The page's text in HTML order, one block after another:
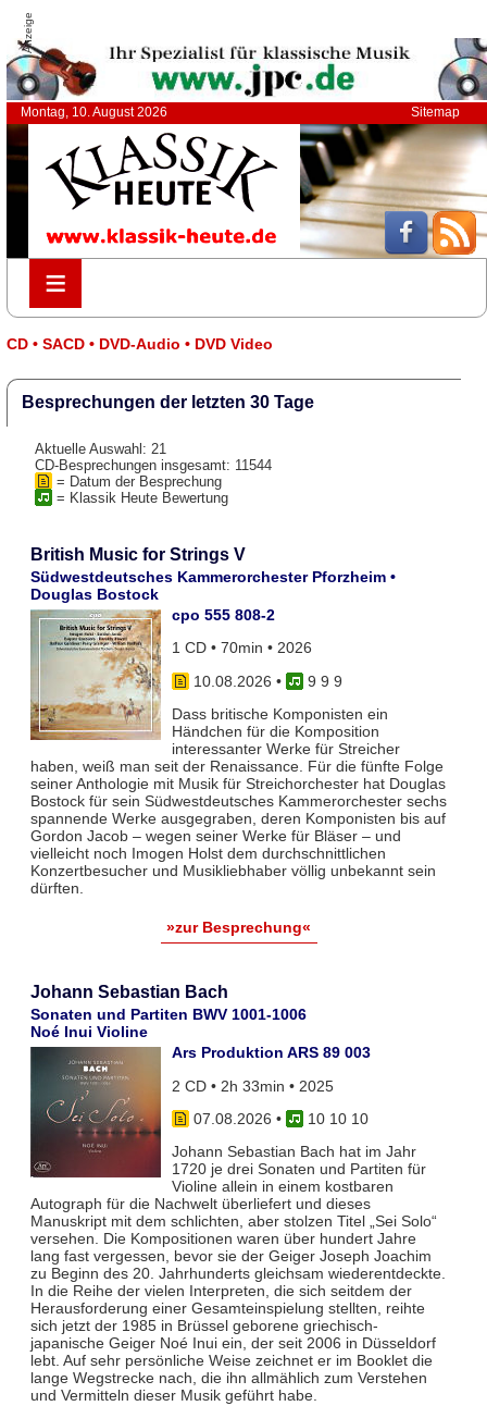
Anzeige
Montag, 10. August 2026 Sitemap
≡
≡
CD • SACD • DVD-Audio • DVD Video
Besprechungen der letzten 30 Tage
Aktuelle Auswahl: 21
CD-Besprechungen insgesamt: 11544
= Datum der Besprechung
= Klassik Heute Bewertung
British Music for Strings V
Südwestdeutsches Kammerorchester Pforzheim •
Douglas Bostock
cpo 555 808-2
1 CD • 70min • 2026
10.08.2026 •
9 9 9
Dass britische Komponisten ein
Händchen für die Komposition
interessanter Werke für Streicher
haben, weiß man seit der Renaissance. Für die fünfte Folge
seiner Anthologie mit Musik für Streichorchester hat Douglas
Bostock für sein Südwestdeutsches Kammerorchester sechs
spannende Werke ausgegraben, deren Komponisten bis auf
Gordon Jacob – wegen seiner Werke für Bläser – und
vielleicht noch Imogen Holst dem durchschnittlichen
Konzertbesucher und Musikliebhaber völlig unbekannt sein
dürften.
»zur Besprechung«
Johann Sebastian Bach
Sonaten und Partiten BWV 1001-1006
Noé Inui Violine
Ars Produktion ARS 89 003
2 CD • 2h 33min • 2025
07.08.2026 •
10 10 10
Johann Sebastian Bach hat im Jahr
1720 je drei Sonaten und Partiten für
Violine allein in einem kostbaren
Autograph für die Nachwelt überliefert und dieses
Manuskript mit dem schlichten, aber stolzen Titel „Sei Solo“
versehen. Die Kompositionen waren über hundert Jahre
lang fast vergessen, bevor sie der Geiger Joseph Joachim
zu Beginn des 20. Jahrhunderts gleichsam wiederentdeckte.
In die Reihe der vielen Interpreten, die sich seitdem der
Herausforderung einer Gesamteinspielung stellten, reihte
sich jetzt der 1985 in Brüssel geborene griechisch-
japanische Geiger Noé Inui ein, der seit 2006 in Düsseldorf
lebt. Auf sehr persönliche Weise zeichnet er im Booklet die
lange Wegstrecke nach, die ihn allmählich zum Verstehen
und Vermitteln dieser Musik geführt habe.